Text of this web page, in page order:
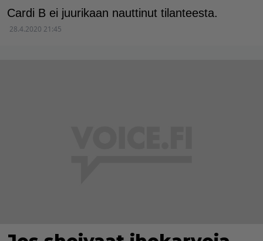
Cardi B ei juurikaan nauttinut tilanteesta.
28.4.2020 21:45